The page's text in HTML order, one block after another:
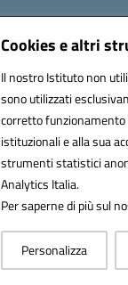
Cookies e altri
Il nostro Istituto non
sono utilizzati
corretto funzionamento
istituzionali e alla sua
strumenti statistici
Analytics Italia.
Per saperne di più sul
Personalizza